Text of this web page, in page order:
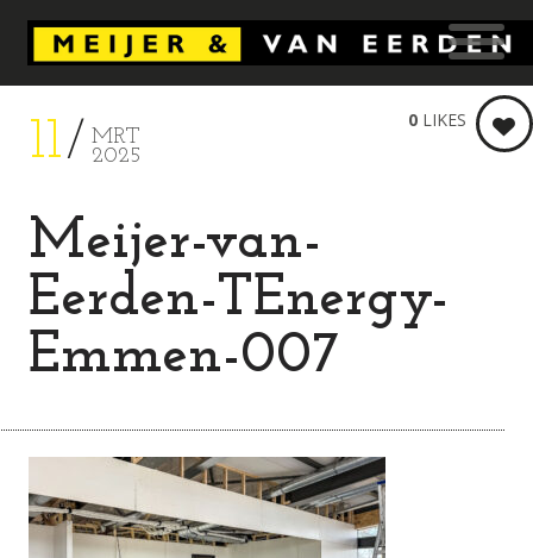
11
MRT
2025
Meijer-van-
Eerden-TEnergy-
Emmen-007
0 LIKES